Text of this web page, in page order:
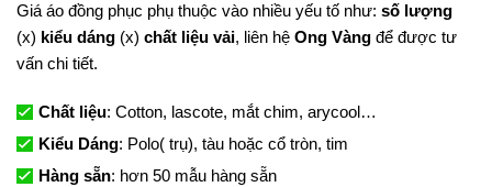
Giá áo đồng phục phụ thuộc vào nhiều yếu tố như: số lượng
(x) kiểu dáng (x) chất liệu vải, liên hệ Ong Vàngđể được tư
vấn chi tiết.
Chất liệu: Cotton, lascote, mắt chim, arycool…
Kiểu Dáng: Polo( trụ), tàu hoặc cổ tròn, tim
Hàng sẵn: hơn 50 mẫu hàng sẵn